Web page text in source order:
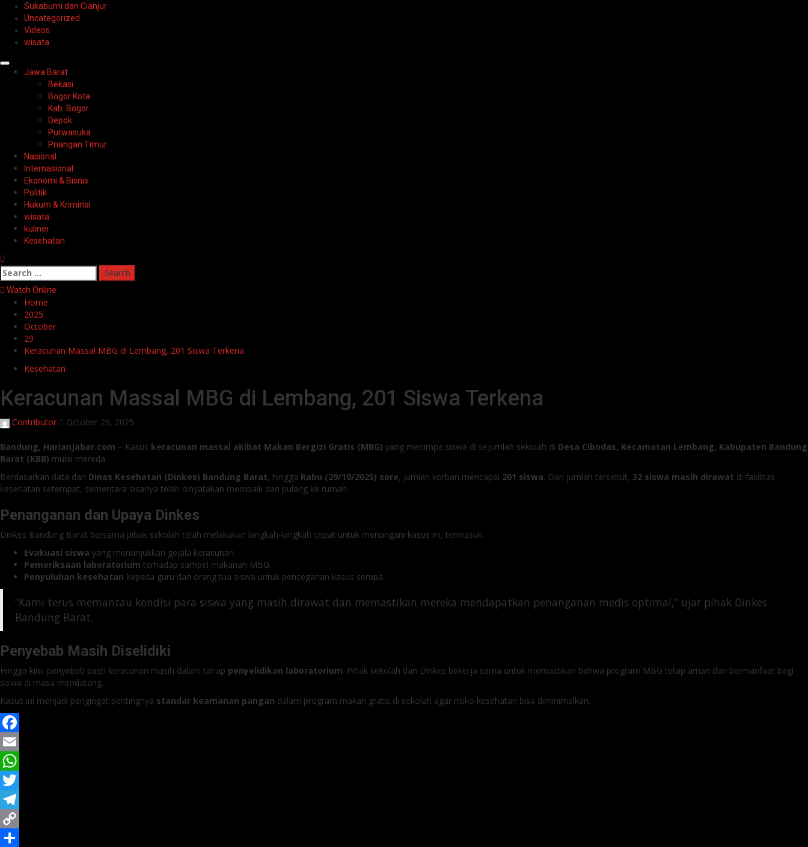
Sukabumi dan Cianjur
Uncategorized
Videos
wisata
PrimaryJawa Barat
Bekasi
Bogor Kota
Kab. Bogor
Depok
Purwasuka
Priangan Timur
Nasional
Internasional
Ekonomi & Bisnis
Politik
Hukum & Kriminal
wisata
kuliner
Kesehatan
Search
for:
Watch Online
Home
2025
October
29
Keracunan Massal MBG di Lembang, 201 Siswa Terkena
Kesehatan
Keracunan Massal MBG di Lembang, 201 Siswa Terkena
Contributor October 29, 2025
Bandung, HarianJabar.com – Kasus keracunan massal akibat Makan Bergizi Gratis (MBG) yang menimpa siswa di sejumlah sekolah di Desa Cibodas, Kecamatan Lembang, Kabupaten Bandung
Barat (KBB) mulai mereda.
Berdasarkan data dari Dinas Kesehatan (Dinkes) Bandung Barat, hingga Rabu (29/10/2025) sore, jumlah korban mencapai 201 siswa. Dari jumlah tersebut, 32 siswa masih dirawat di fasilitas
kesehatan setempat, sementara sisanya telah dinyatakan membaik dan pulang ke rumah.
Penanganan dan Upaya Dinkes
Dinkes Bandung Barat bersama pihak sekolah telah melakukan langkah-langkah cepat untuk menangani kasus ini, termasuk:
Evakuasi siswa yang menunjukkan gejala keracunan.
Pemeriksaan laboratorium terhadap sampel makanan MBG.
Penyuluhan kesehatan kepada guru dan orang tua siswa untuk pencegahan kasus serupa.
“Kami terus memantau kondisi para siswa yang masih dirawat dan memastikan mereka mendapatkan penanganan medis optimal,” ujar pihak Dinkes
Bandung Barat.
Penyebab Masih Diselidiki
Hingga kini, penyebab pasti keracunan masih dalam tahap penyelidikan laboratorium. Pihak sekolah dan Dinkes bekerja sama untuk memastikan bahwa program MBG tetap aman dan bermanfaat bagi
siswa di masa mendatang.
Kasus ini menjadi pengingat pentingnya standar keamanan pangan dalam program makan gratis di sekolah agar risiko kesehatan bisa diminimalkan.
Facebook
Email
WhatsApp
Twitter
Telegram
Copy